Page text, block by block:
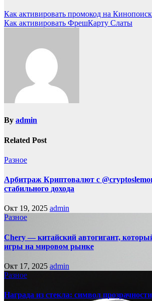
Как активировать промокод на
Как активировать ФрешКарту Слаты
By admin
Related Post
Разное
Арбитраж Криптовалют с
стабильного дохода
Окт 19, 2025 admin
Разное
Chery — китайский автогигант,
игры на мировом рынке
Окт 17, 2025 admin
Разное
Награда из стекла: символ